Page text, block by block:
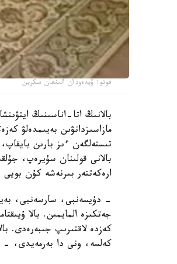
فوتو: ۆيدەودان الىنعان سكرين
بالانىڭ اتا-اناسىنىڭ
مازاسىزدانۋىن بەيىمدەلۋ
تىستەلگەن ءىز بارىن بايقاپ،
بالانى قولىنان سۇيرەپ،
ارەكەتتەر بىرنەشە كۇن بويى
- دۇيسەنبى، سارسەنبى،
جەتكىزە المايمىن. بالا
كەزدە لاقتىرىپ جىبەرەدى.
كەلسە، ونى دا بەرمەيدى، -